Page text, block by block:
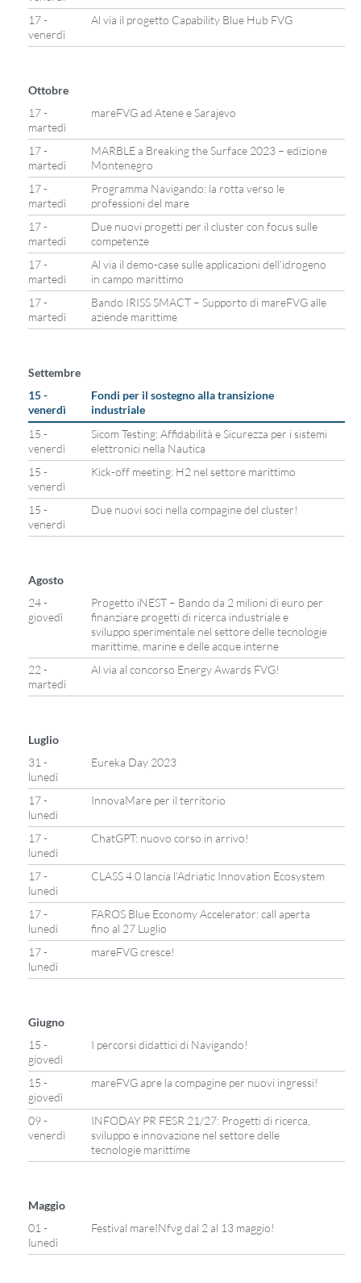
17 -
venerdì
Al via il progetto Capability Blue Hub FVG
Ottobre
17 -
martedì
mareFVG ad Atene e Sarajevo
17 -
martedì
MARBLE a Breaking the Surface 2023 – edizione
Montenegro
17 -
martedì
Programma Navigando: la rotta verso le
professioni del mare
17 -
martedì
Due nuovi progetti per il cluster con focus sulle
competenze
17 -
martedì
Al via il demo-case sulle applicazioni dell’idrogeno
in campo marittimo
17 -
martedì
Bando IRISS SMACT – Supporto di mareFVG alle
aziende marittime
Settembre
15 -
venerdì
Fondi per il sostegno alla transizione
industriale
15 -
venerdì
Sicom Testing: Affidabilità e Sicurezza per i sistemi
elettronici nella Nautica
15 -
venerdì
Kick-off meeting: H2 nel settore marittimo
15 -
venerdì
Due nuovi soci nella compagine del cluster!
Agosto
24 -
giovedì
Progetto iNEST – Bando da 2 milioni di euro per
finanziare progetti di ricerca industriale e
sviluppo sperimentale nel settore delle tecnologie
marittime, marine e delle acque interne
22 -
martedì
Al via al concorso Energy Awards FVG!
Luglio
31 -
lunedì
Eureka Day 2023
17 -
lunedì
InnovaMare per il territorio
17 -
lunedì
ChatGPT: nuovo corso in arrivo!
17 -
lunedì
CLASS 4.0 lancia l’Adriatic Innovation Ecosystem
17 -
lunedì
FAROS Blue Economy Accelerator: call aperta
fino al 27 Luglio
17 -
lunedì
mareFVG cresce!
Giugno
15 -
giovedì
I percorsi didattici di Navigando!
15 -
giovedì
mareFVG apre la compagine per nuovi ingressi!
09 -
venerdì
INFODAY PR FESR 21/27: Progetti di ricerca,
sviluppo e innovazione nel settore delle
tecnologie marittime
Maggio
01 -
lunedì
Festival mareINfvg dal 2 al 13 maggio!